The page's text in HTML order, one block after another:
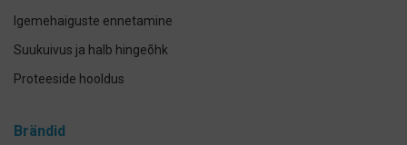
Igemehaiguste ennetamine
Suukuivus ja halb hingeõhk
Proteeside hooldus
Implantaadi hooldus
Brändid